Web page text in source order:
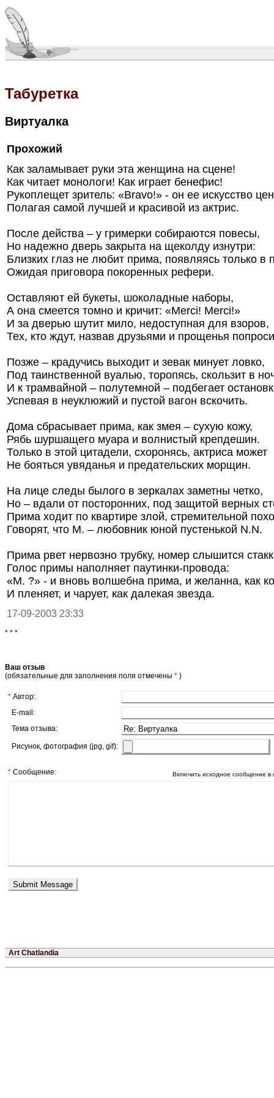
Табуретка
Виртуалка
Прохожий
Как заламывает руки эта женщина на сцене!
Как читает монологи! Как играет бенефис!
Рукоплещет зритель: «Bravo!» - он ее искусство
Полагая самой лучшей и красивой из актрис.
После действа – у гримерки собираются повесы,
Но надежно дверь закрыта на щеколду изнутри:
Близких глаз не любит прима, появляясь только в
Ожидая приговора покоренных рефери.
Оставляют ей букеты, шоколадные наборы,
А она смеется томно и кричит: «Merci! Merci!»
И за дверью шутит мило, недоступная для взоров,
Тех, кто ждут, назвав друзьями и прощенья
Позже – крадучись выходит и зевак минует ловко,
Под таинственной вуалью, торопясь, скользит в
И к трамвайной – полутемной – подбегает
Успевая в неуклюжий и пустой вагон вскочить.
Дома сбрасывает прима, как змея – сухую кожу,
Рябь шуршащего муара и волнистый крепдешин.
Только в этой цитадели, схоронясь, актриса может
Не бояться увяданья и предательских морщин.
На лице следы былого в зеркалах заметны четко,
Но – вдали от посторонних, под защитой верных
Прима ходит по квартире злой, стремительной
Говорят, что М. – любовник юной пустенькой N.N.
Прима рвет нервозно трубку, номер слышится
Голос примы наполняет паутинки-провода:
«М. ?» - и вновь волшебна прима, и желанна, как
И пленяет, и чарует, как далекая звезда.
17-09-2003 23:33
* * *
Ваш отзыв
(обязательные для заполнения поля отмечены * )
* Автор:
E-mail:
Тема отзыва:
Рисунок, фотография (jpg, gif):
* Сообщение: Включить исходное сообщение в
Art Chatlandia